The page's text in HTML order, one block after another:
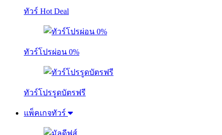
ทัวร์ Hot Deal
ทัวร์โปรผ่อน 0%
ทัวร์โปรรูดบัตรฟรี
แพ็คเกจทัวร์